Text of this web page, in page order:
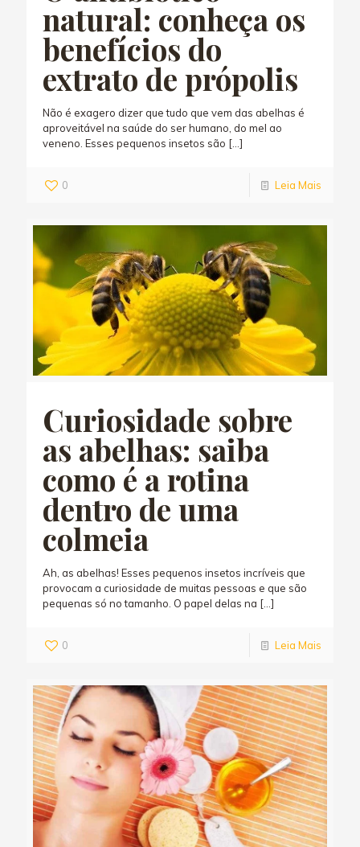
natural: conheça os
benefícios do
extrato de própolis
Não é exagero dizer que tudo que vem das abelhas é
aproveitável na saúde do ser humano, do mel ao
veneno. Esses pequenos insetos são […]
0 Leia Mais
Curiosidade sobre
as abelhas: saiba
como é a rotina
dentro de uma
colmeia
Ah, as abelhas! Esses pequenos insetos incríveis que
provocam a curiosidade de muitas pessoas e que são
pequenas só no tamanho. O papel delas na […]
0 Leia Mais